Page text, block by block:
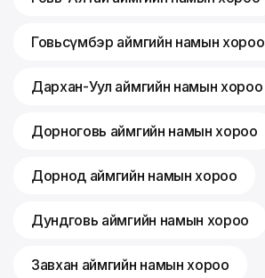
Говьсүмбэр аймгийн намын хороо
Дархан-Уул аймгийн намын хороо
Дорноговь аймгийн намын хороо
Дорнод аймгийн намын хороо
Дундговь аймгийн намын хороо
Завхан аймгийн намын хороо